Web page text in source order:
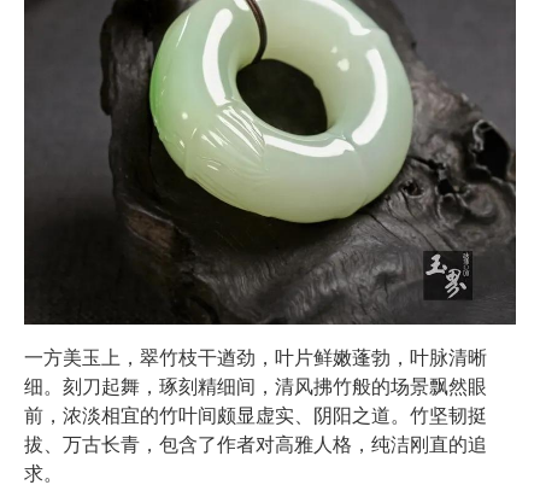
一方美玉上，翠竹枝干遒劲，叶片鲜嫩蓬勃，叶脉清晰
细。刻刀起舞，琢刻精细间，清风拂竹般的场景飘然眼
前，浓淡相宜的竹叶间颇显虚实、阴阳之道。竹坚韧挺
拔、万古长青，包含了作者对高雅人格，纯洁刚直的追
求。